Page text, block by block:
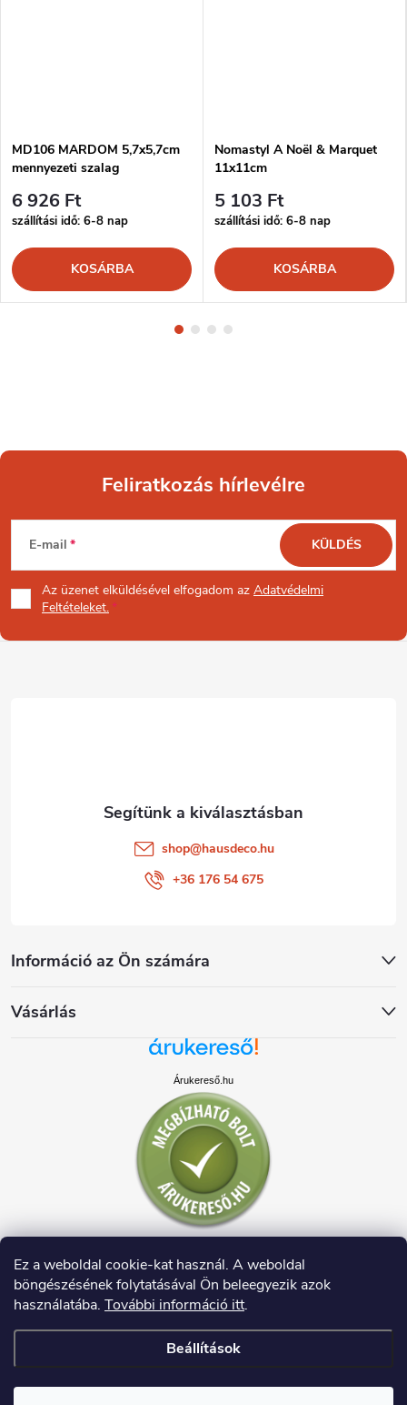
Ez a weboldal cookie-kat használ. A weboldal
böngészésének folytatásával Ön beleegyezik azok
használatába. További információ itt.
Beállítások
MD106 MARDOM 5,7x5,7cm
mennyezeti szalag
6 926 Ft
szállítási idő: 6-8 nap
KOSÁRBA
Nomastyl A Noël & Marquet
11x11cm
5 103 Ft
szállítási idő: 6-8 nap
KOSÁRBA
L
á
b
Feliratkozás hírlevélre
E-mail
Az üzenet elküldésével elfogadom az Adatvédelmi
Feltételeket.
KÜLDÉS
Információ az Ön számára
Vásárlás
shop@hausdeco.hu
+36 176 54 675
Árukereső.hu
Copyright 2026HAUSDECO.HU. Minden jog fenntartva.